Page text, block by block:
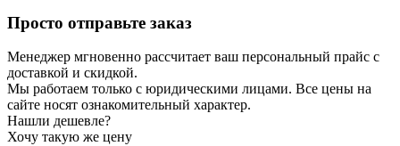
Просто отправьте заказ
Менеджер мгновенно рассчитает ваш персональный прайс с
доставкой и скидкой.
Мы работаем только с юридическими лицами. Все цены на
сайте носят ознакомительный характер.
Нашли дешевле?
Хочу такую же цену